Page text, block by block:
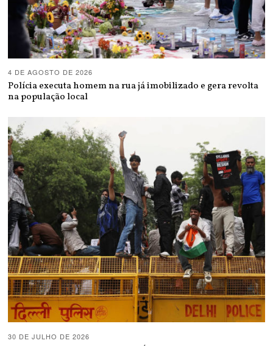
4 DE AGOSTO DE 2026
Polícia executa homem na rua já imobilizado e gera revolta
na população local
30 DE JULHO DE 2026